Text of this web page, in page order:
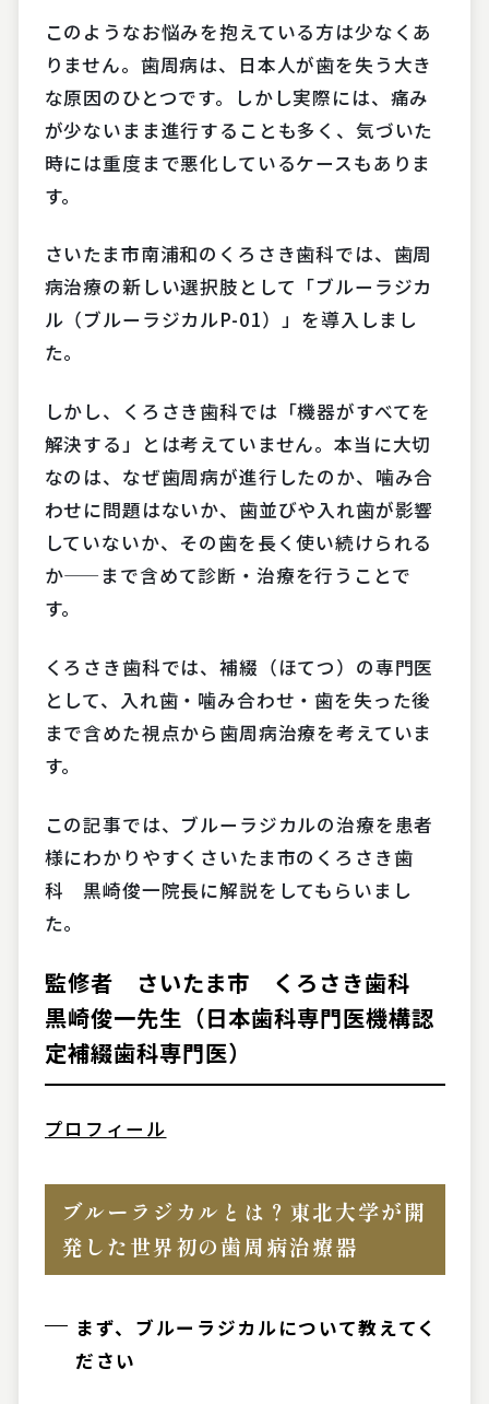
このようなお悩みを抱えている方は少なくあ
りません。歯周病は、日本人が歯を失う大き
な原因のひとつです。しかし実際には、痛み
が少ないまま進行することも多く、気づいた
時には重度まで悪化しているケースもありま
す。
さいたま市南浦和のくろさき歯科では、歯周
病治療の新しい選択肢として「ブルーラジカ
ル（ブルーラジカルP-01）」を導入しまし
た。
しかし、くろさき歯科では「機器がすべてを
解決する」とは考えていません。本当に大切
なのは、なぜ歯周病が進行したのか、噛み合
わせに問題はないか、歯並びや入れ歯が影響
していないか、その歯を長く使い続けられる
か——まで含めて診断・治療を行うことで
す。
くろさき歯科では、補綴（ほてつ）の専門医
として、入れ歯・噛み合わせ・歯を失った後
まで含めた視点から歯周病治療を考えていま
す。
この記事では、ブルーラジカルの治療を患者
様にわかりやすくさいたま市のくろさき歯
科 黒崎俊一院長に解説をしてもらいまし
た。
監修者 さいたま市 くろさき歯科
黒崎俊一先生（日本歯科専門医機構認
定補綴歯科専門医）
プロフィール
ブルーラジカルとは？東北大学が開
発した世界初の歯周病治療器
まず、ブルーラジカルについて教えてく
ださい